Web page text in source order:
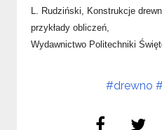
L. Rudziński, Konstrukcje
przykłady obliczeń,
Wydawnictwo Politechniki
#drewno